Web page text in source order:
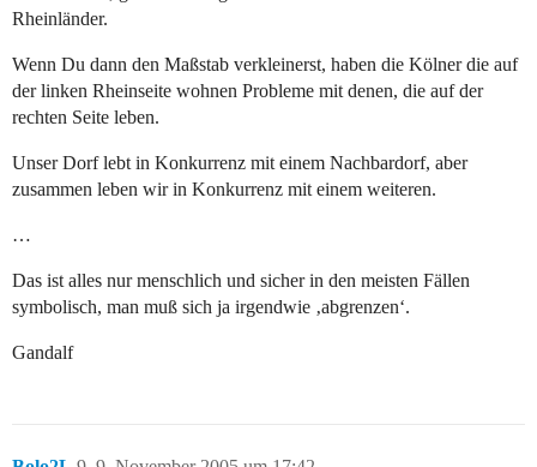
Rheinländer.
Wenn Du dann den Maßstab verkleinerst, haben die Kölner die auf
der linken Rheinseite wohnen Probleme mit denen, die auf der
rechten Seite leben.
Unser Dorf lebt in Konkurrenz mit einem Nachbardorf, aber
zusammen leben wir in Konkurrenz mit einem weiteren.
…
Das ist alles nur menschlich und sicher in den meisten Fällen
symbolisch, man muß sich ja irgendwie ‚abgrenzen‘.
Gandalf